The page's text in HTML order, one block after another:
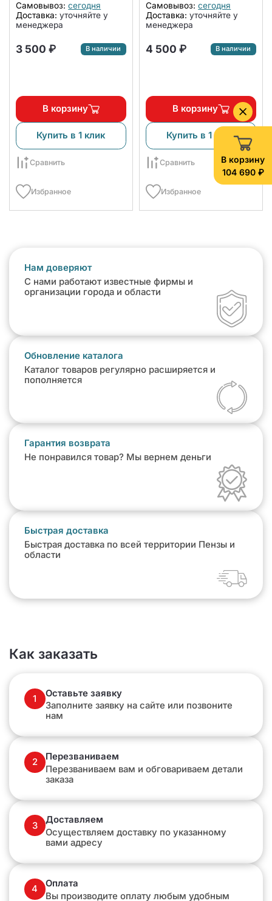
В корзину
104 690 ₽
Самовывоз: сегодня
Доставка: уточняйте у
менеджера
3 500 ₽ В наличии
В корзину
Купить в 1 клик
Сравнить
Избранное
Самовывоз: сегодня
Доставка: уточняйте у
менеджера
4 500 ₽ В наличии
В корзину
Купить в 1 клик
Сравнить
Избранное
Нам доверяют
С нами работают известные фирмы и
организации города и области
Обновление каталога
Каталог товаров регулярно расширяется и
пополняется
Гарантия возврата
Не понравился товар? Мы вернем деньги
Быстрая доставка
Быстрая доставка по всей территории Пензы и
области
Как заказать
1
Оставьте заявку
Заполните заявку на сайте или позвоните
нам
2
Перезваниваем
Перезваниваем вам и обговариваем детали
заказа
3
Доставляем
Осуществляем доставку по указанному
вами адресу
4
Оплата
Вы производите оплату любым удобным